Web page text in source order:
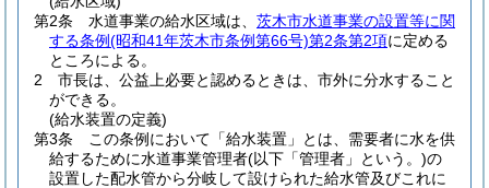
第2条
水道事業の給水区域は、 茨木市水道事業の設置等に関
する条例(昭和41年茨木市条例第66号)第2条第2項に定める
ところによる。
2
市長は、公益上必要と認めるときは、市外に分水すること
ができる。
(給水装置の定義)
第3条
この条例において「給水装置」とは、需要者に水を供
給するために水道事業管理者(以下「管理者」という。)の
設置した配水管から分岐して設けられた給水管及びこれに